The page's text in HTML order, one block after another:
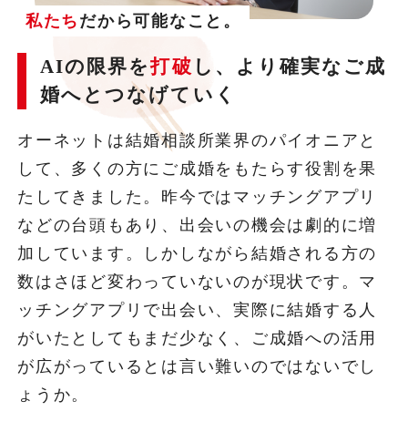
私たち だから可能なこと。
AIの限界を打破 し、より確実なご成
婚へとつなげていく
オーネットは結婚相談所業界のパイオニアと
して、多くの方にご成婚をもたらす役割を果
たしてきました。昨今ではマッチングアプリ
などの台頭もあり、出会いの機会は劇的に増
加しています。しかしながら結婚される方の
数はさほど変わっていないのが現状です。マ
ッチングアプリで出会い、実際に結婚する人
がいたとしてもまだ少なく、ご成婚への活用
が広がっているとは言い難いのではないでし
ょうか。